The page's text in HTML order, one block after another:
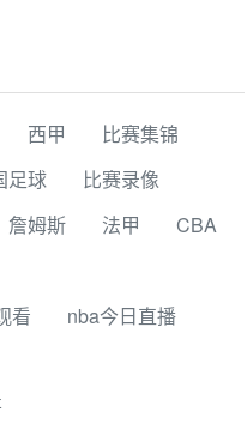
西甲
比赛集锦
足球
比赛录像
詹姆斯 法甲
CBA
看
nba今日直播